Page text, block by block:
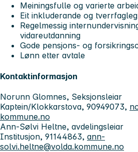
Meiningsfulle og varierte
Eit inkluderande og
Regelmessig
vidareutdanning
Gode pensjons- og
Lønn etter avtale
Kontaktinformasjon
Norunn Glomnes, Seksjonsleiar
Kaptein/Klokkarstova, 90949073,
kommune.no
Ann-Sølvi Heltne, avdelingsleiar
Institusjon, 91144863, ann-
solvi.heltne@volda.kommune.no